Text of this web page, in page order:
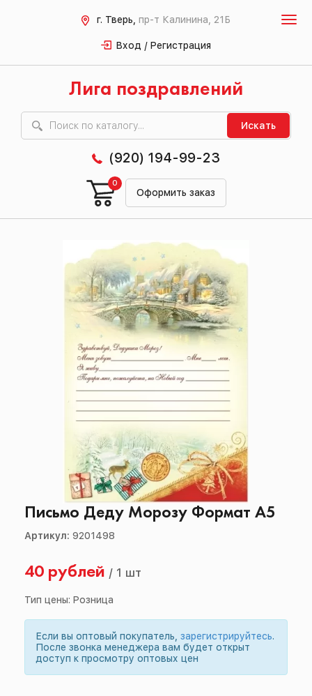
г. Тверь, пр-т Калинина, 21Б
Вход / Регистрация
Лига поздравлений
Искать
(920) 194-99-23
Оформить заказ
0
Письмо Деду Морозу Формат А5
Артикул: 9201498
40 рублей / 1 шт
Тип цены: Розница
Если вы оптовый покупатель, зарегистрируйтесь.
После звонка менеджера вам будет открыт
доступ к просмотру оптовых цен